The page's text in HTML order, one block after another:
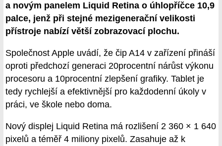
a novým panelem Liquid Retina o úhlopříčce 10,9
palce, jenž při stejné mezigenerační velikosti
přístroje nabízí větší zobrazovací plochu.
Společnost Apple uvádí, že čip A14 v zařízení přináší
oproti předchozí generaci 20procentní nárůst výkonu
procesoru a 10procentní zlepšení grafiky. Tablet je
tedy rychlejší a efektivnější pro každodenní úkoly v
práci, ve škole nebo doma.
Nový displej Liquid Retina má rozlišení 2 360 × 1 640
pixelů a téměř 4 miliony pixelů. Zasahuje až k